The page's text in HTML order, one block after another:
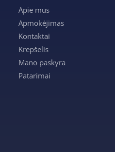
Apie mus
Apmokėjimas
Kontaktai
Krepšelis
Mano paskyra
Patarimai